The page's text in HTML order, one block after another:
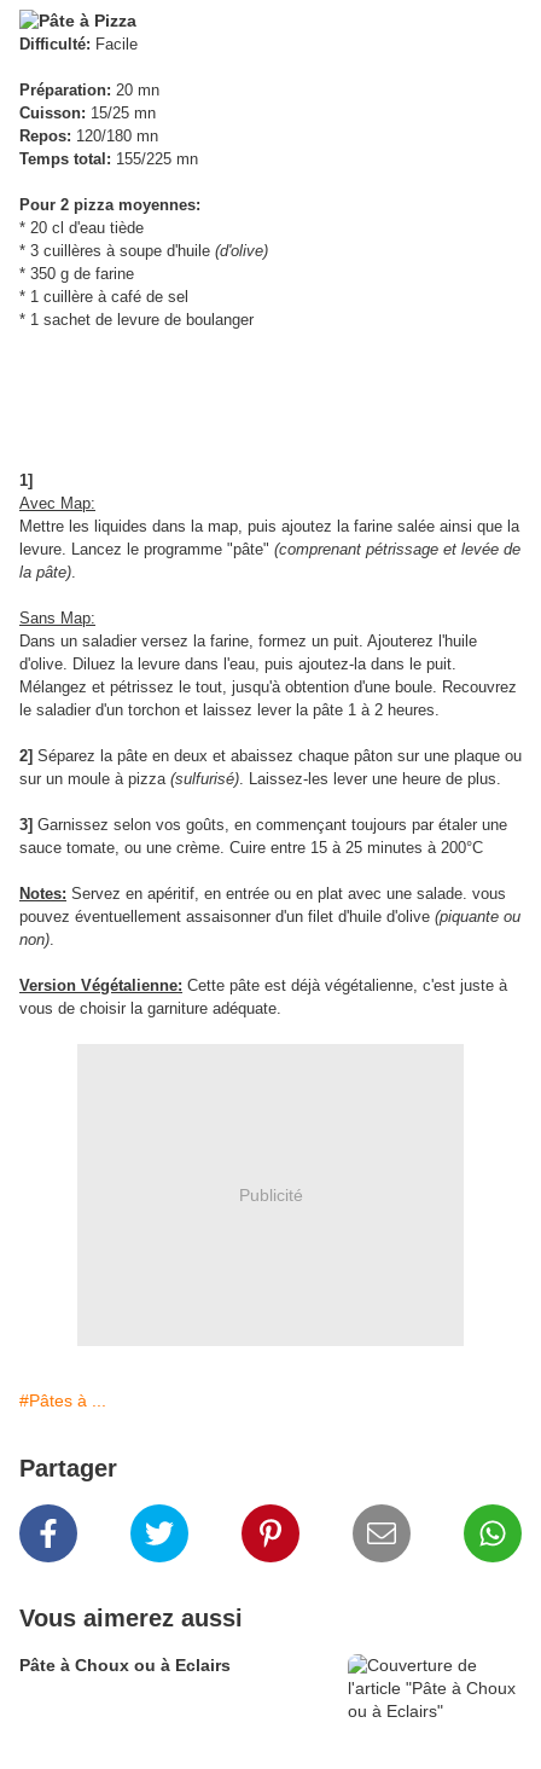
Difficulté: Facile
Préparation: 20 mn
Cuisson: 15/25 mn
Repos: 120/180 mn
Temps total: 155/225 mn
Pour 2 pizza moyennes:
* 20 cl d'eau tiède
* 3 cuillères à soupe d'huile (d'olive)
* 350 g de farine
* 1 cuillère à café de sel
* 1 sachet de levure de boulanger
1]
Avec Map:
Mettre les liquides dans la map, puis ajoutez la farine salée ainsi que la
levure. Lancez le programme "pâte" (comprenant pétrissage et levée de
la pâte).
Sans Map:
Dans un saladier versez la farine, formez un puit. Ajouterez l'huile
d'olive. Diluez la levure dans l'eau, puis ajoutez-la dans le puit.
Mélangez et pétrissez le tout, jusqu'à obtention d'une boule. Recouvrez
le saladier d'un torchon et laissez lever la pâte 1 à 2 heures.
2] Séparez la pâte en deux et abaissez chaque pâton sur une plaque ou
sur un moule à pizza (sulfurisé). Laissez-les lever une heure de plus.
3] Garnissez selon vos goûts, en commençant toujours par étaler une
sauce tomate, ou une crème. Cuire entre 15 à 25 minutes à 200°C
Notes: Servez en apéritif, en entrée ou en plat avec une salade. vous
pouvez éventuellement assaisonner d'un filet d'huile d'olive (piquante ou
non).
Version Végétalienne: Cette pâte est déjà végétalienne, c'est juste à
vous de choisir la garniture adéquate.
Publicité
#Pâtes à ...
Partager
Vous aimerez aussi
Pâte à Choux ou à Eclairs